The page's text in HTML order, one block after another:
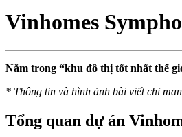
Vinhomes
Nằm trong “khu đô thị tốt nhất thế
* Thông tin và hình ảnh bài viết chỉ
Tổng quan dự án